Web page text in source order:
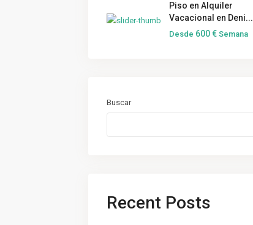
Piso en Alquiler
Vacacional en Deni...
Desde 600 € Semana
Buscar
Recent Posts